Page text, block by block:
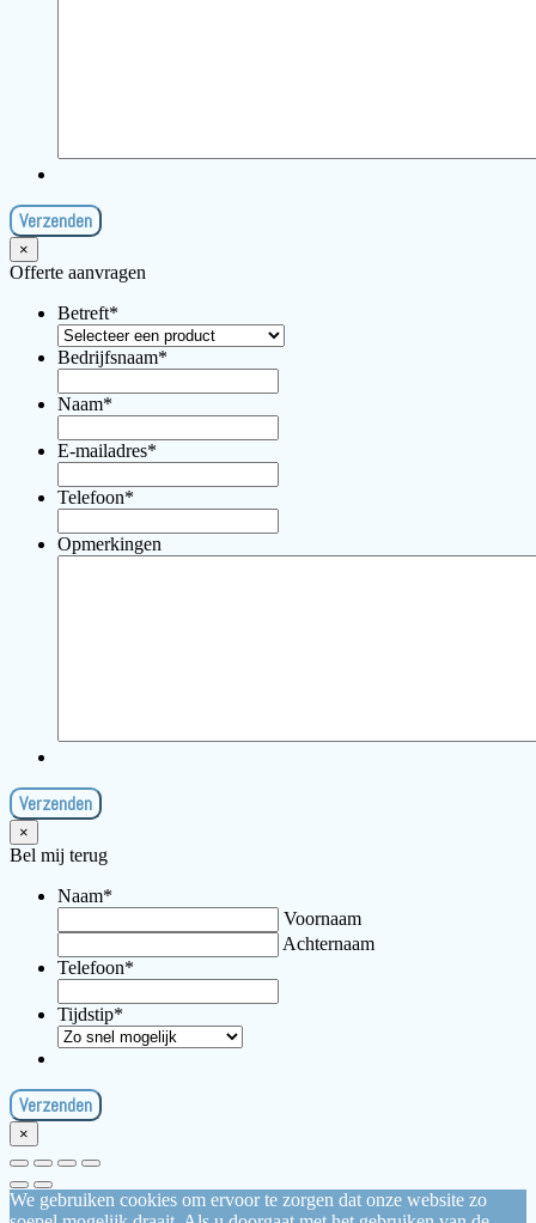
×
Offerte aanvragen
Betreft*
Bedrijfsnaam*
Naam*
E-mailadres*
Telefoon*
Opmerkingen
×
Bel mij terug
Naam*
Voornaam
Achternaam
Telefoon*
Tijdstip*
×
We gebruiken cookies om ervoor te zorgen dat onze website zo